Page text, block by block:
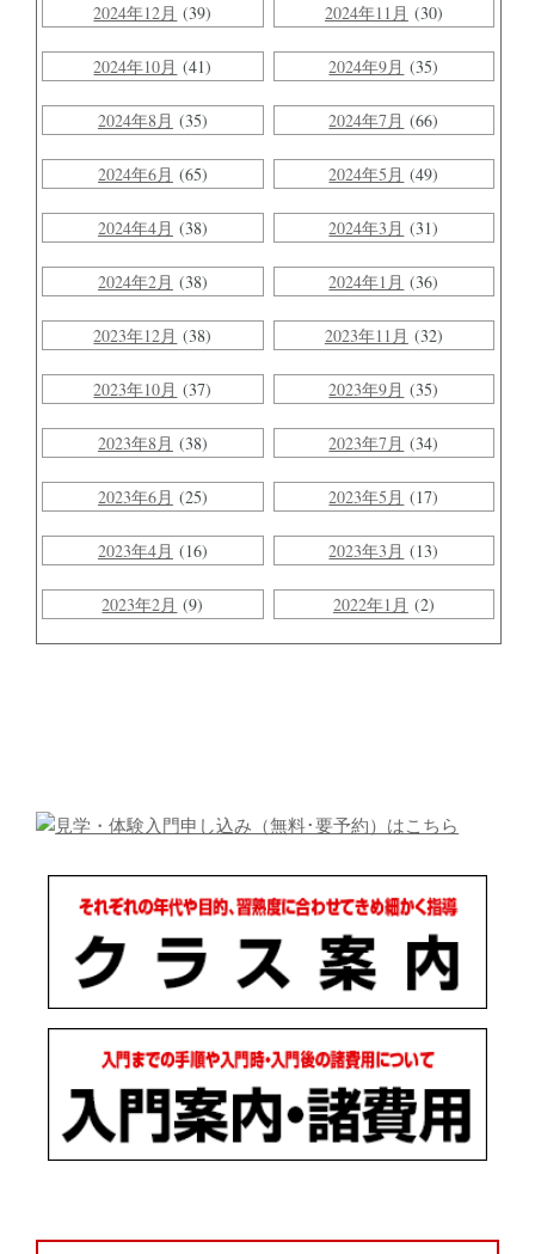
2024年12月 (39) 2024年11月 (30)
2024年10月 (41) 2024年9月 (35)
2024年8月 (35) 2024年7月 (66)
2024年6月 (65) 2024年5月 (49)
2024年4月 (38) 2024年3月 (31)
2024年2月 (38) 2024年1月 (36)
2023年12月 (38) 2023年11月 (32)
2023年10月 (37) 2023年9月 (35)
2023年8月 (38) 2023年7月 (34)
2023年6月 (25) 2023年5月 (17)
2023年4月 (16) 2023年3月 (13)
2023年2月 (9) 2022年1月 (2)